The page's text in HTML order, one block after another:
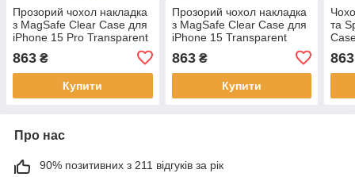
Прозорий чохол накладка
з MagSafe Clear Case для
iPhone 15 Pro Transparent
863 ₴
Купити
Прозорий чохол накладка
з MagSafe Clear Case для
iPhone 15 Transparent
863₴
Купити
та
863
Про нас
90% позитивних з 211 відгуків за рік